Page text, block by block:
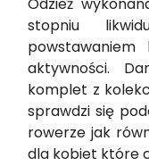
Odzież
stopniu
powstawaniem
aktywności.
komplet z
sprawdzi się
rowerze jak
dla kobiet które